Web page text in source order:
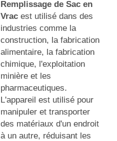
Remplissage de Sac en
Vrac est utilisé dans des
industries comme la
construction, la fabrication
alimentaire, la fabrication
chimique, l'exploitation
minière et les
pharmaceutiques.
L'appareil est utilisé pour
manipuler et transporter
des matériaux d'un endroit
à un autre, réduisant les